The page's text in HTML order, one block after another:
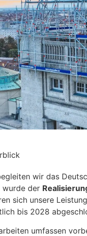
wir das
wurde der
sich unsere
bis 2028
umfassen